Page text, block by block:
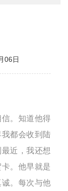
06日
。知道他得
都会收到陆
近，我还想
。他早就是
。每次与他